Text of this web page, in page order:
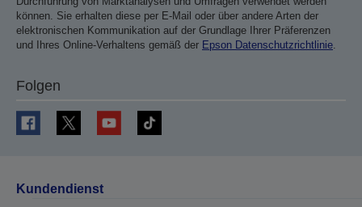
können. Sie erhalten diese per E-Mail oder über andere Arten der
elektronischen Kommunikation auf der Grundlage Ihrer Präferenzen
und Ihres Online-Verhaltens gemäß der Epson Datenschutzrichtlinie.
Folgen
Kundendienst